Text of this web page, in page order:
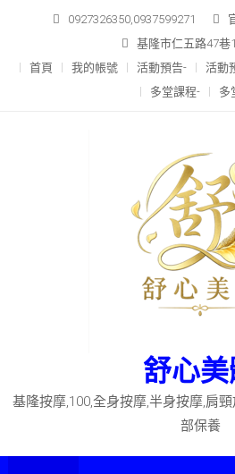
content
0927326350,0937599271
基隆市仁五路47巷
首頁
我的帳號 活動預告- 活動
多堂課程-
多
舒心
基隆按摩,100,全身按摩,半身按摩,肩
部保養